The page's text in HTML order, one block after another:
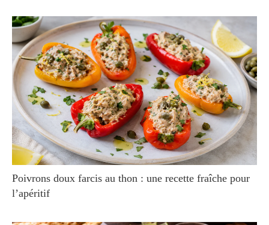
Poivrons doux farcis au thon : une recette fraîche pour
l’apéritif